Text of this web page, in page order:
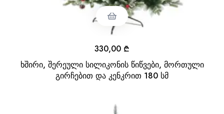
ხშირი, შერეული სილიკონის წიწვები, მორთული
გირჩებით და კენკრით 180 სმ
330,00 ₾